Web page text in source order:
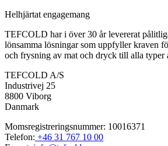
Helhjärtat engagemang
TEFCOLD har i över 30 år levererat
lönsamma lösningar som uppfyller kraven
och frysning av mat och dryck till alla typer
TEFCOLD A/S
Industrivej 25
8800 Viborg
Danmark
Momsregistreringsnummer: 10016371
Telefon: +46 31 767 10 00